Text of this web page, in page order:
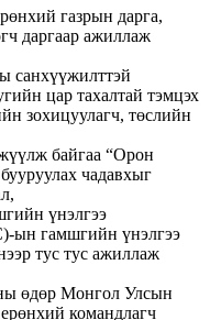
газрын дарга,
даргаар ажиллаж
санхүүжилттэй
цар тахалтай тэмцэх
зохицуулагч, төслийн
байгаа “Орон
чадавхыг
үнэлгээ
ын гамшгийн үнэлгээ
тус тус ажиллаж
өдөр Монгол Улсын
командлагч